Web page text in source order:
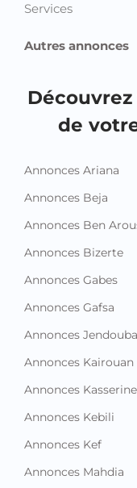
Services
Autres annonces
de
Annonces Ariana
Annonces Beja
Annonces Ben
Annonces Bizerte
Annonces Gabes
Annonces Gafsa
Annonces Jendouba
Annonces Kairouan
Annonces Kasserine
Annonces Kebili
Annonces Kef
Annonces Mahdia